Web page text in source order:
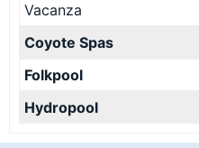
Vacanza
Coyote Spas
Folkpool
Hydropool